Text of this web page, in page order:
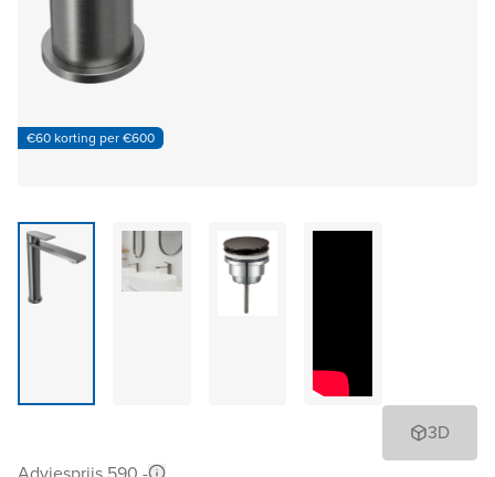
€60 korting per €600
3D